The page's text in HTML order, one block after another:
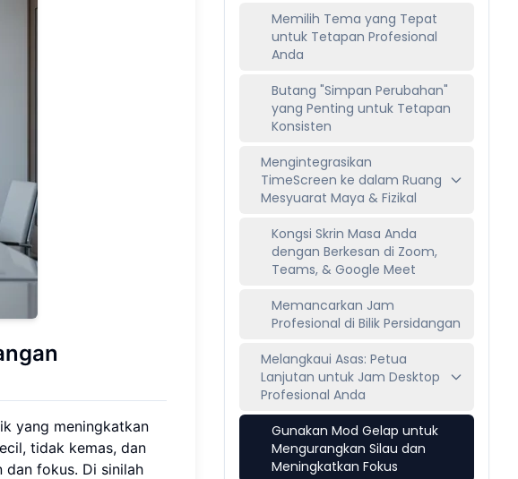
yang meningkatkan
tidak kemas, dan
dan fokus. Di sinilah
Memilih Tema yang Tepat
untuk Tetapan Profesional
Anda
Butang "Simpan Perubahan"
yang Penting untuk Tetapan
Konsisten
Mengintegrasikan
TimeScreen ke dalam Ruang
Mesyuarat Maya & Fizikal
Kongsi Skrin Masa Anda
dengan Berkesan di Zoom,
Teams, & Google Meet
Memancarkan Jam
Profesional di Bilik Persidangan
Melangkaui Asas: Petua
Lanjutan untuk Jam Desktop
Profesional Anda
Gunakan Mod Gelap untuk
Mengurangkan Silau dan
Meningkatkan Fokus